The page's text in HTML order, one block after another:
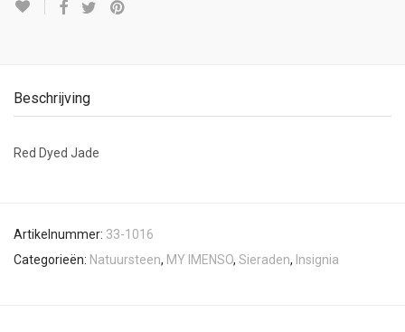
Beschrijving
Red Dyed Jade
Artikelnummer: 33-1016
Categorieën: Natuursteen, MY IMENSO, Sieraden, Insignia